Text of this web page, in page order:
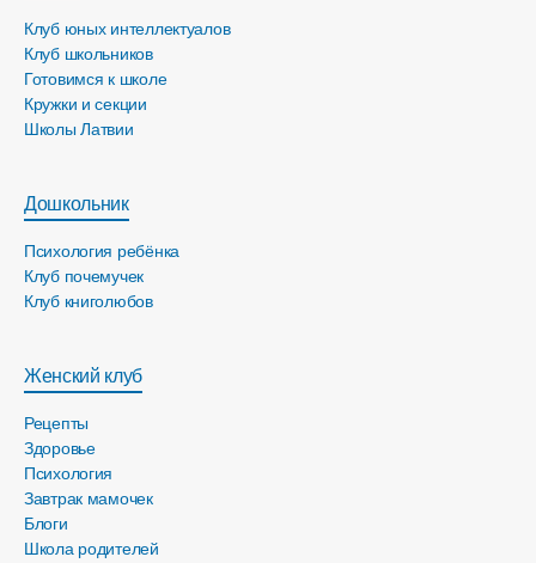
Клуб юных интеллектуалов
Клуб школьников
Готовимся к школе
Кружки и секции
Школы Латвии
Дошкольник
Психология ребёнка
Клуб почемучек
Клуб книголюбов
Женский клуб
Рецепты
Здоровье
Психология
Завтрак мамочек
Блоги
Школа родителей